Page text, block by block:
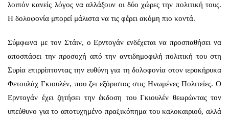
λοιπόν κανείς λόγος να αλλάξουν οι δύο χώρες την πολιτική τους.
Η δολοφονία μπορεί μάλιστα να τις φέρει ακόμη πιο κοντά.
Σύμφωνα με τον Στάιν, ο Ερντογάν ενδέχεται να προσπαθήσει να
αποσπάσει την προσοχή από την αντιδημοφιλή πολιτική του στη
Συρία επιρρίπτοντας την ευθύνη για τη δολοφονία στον ιεροκήρυκα
Φετουλάχ Γκιουλέν, που ζει εξόριστος στις Ηνωμένες Πολιτείες. Ο
Ερντογάν έχει ζητήσει την έκδοση του Γκιουλέν θεωρώντας τον
υπεύθυνο για το αποτυχημένο πραξικόπημα του καλοκαιριού, αλλά